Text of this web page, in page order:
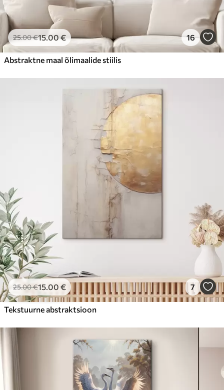
25.00€15.00€ 16
Abstraktne maal õlimaalide stiilis
25.00€15.00 € 7
Tekstuurne abstraktsioon